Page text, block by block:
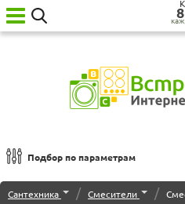
Ваш
техника
для
кухни
Бытовая
Подбор по параметрам
Сантехника / Смесители /